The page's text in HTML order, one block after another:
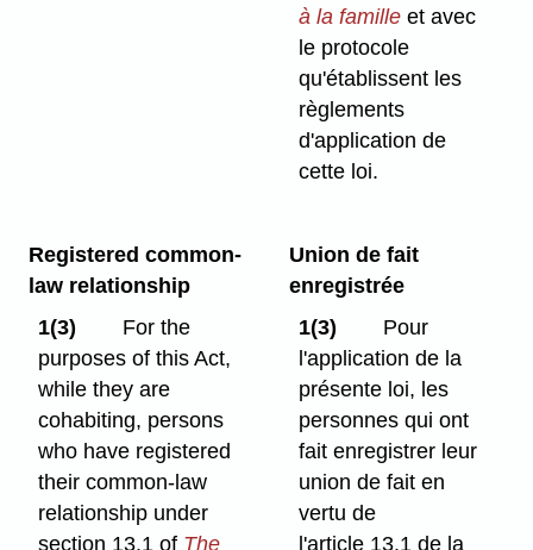
à la familleet avec
le protocole
qu'établissent les
règlements
d'application de
cette loi.
Registered common-
law relationship
1(3)
For the
purposes of this Act,
while they are
cohabiting, persons
who have registered
their common-law
relationship under
section 13.1 of The
Union de fait
enregistrée
1(3)
Pour
l'application de la
présente loi, les
personnes qui ont
fait enregistrer leur
union de fait en
vertu de
l'article 13.1 de la